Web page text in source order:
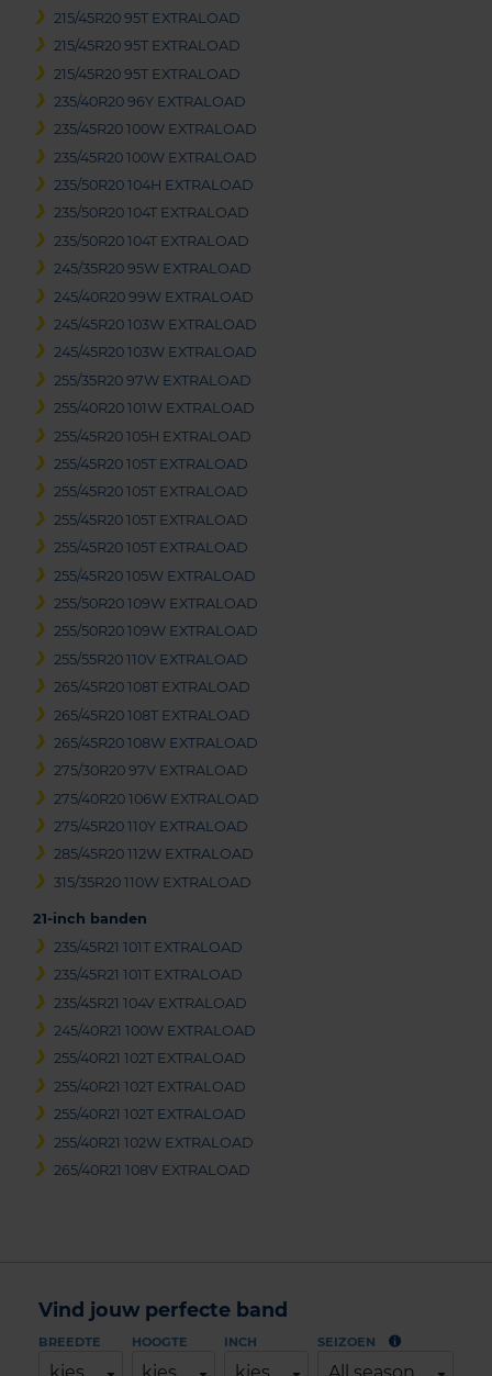
215/45R20 95T EXTRALOAD
215/45R20 95T EXTRALOAD
215/45R20 95T EXTRALOAD
235/40R20 96Y EXTRALOAD
235/45R20 100W EXTRALOAD
235/45R20 100W EXTRALOAD
235/50R20 104H EXTRALOAD
235/50R20 104T EXTRALOAD
235/50R20 104T EXTRALOAD
245/35R20 95W EXTRALOAD
245/40R20 99W EXTRALOAD
245/45R20 103W EXTRALOAD
245/45R20 103W EXTRALOAD
255/35R20 97W EXTRALOAD
255/40R20 101W EXTRALOAD
255/45R20 105H EXTRALOAD
255/45R20 105T EXTRALOAD
255/45R20 105T EXTRALOAD
255/45R20 105T EXTRALOAD
255/45R20 105T EXTRALOAD
255/45R20 105W EXTRALOAD
255/50R20 109W EXTRALOAD
255/50R20 109W EXTRALOAD
255/55R20 110V EXTRALOAD
265/45R20 108T EXTRALOAD
265/45R20 108T EXTRALOAD
265/45R20 108W EXTRALOAD
275/30R20 97V EXTRALOAD
275/40R20 106W EXTRALOAD
275/45R20 110Y EXTRALOAD
285/45R20 112W EXTRALOAD
315/35R20 110W EXTRALOAD
21-inch banden
235/45R21 101T EXTRALOAD
235/45R21 101T EXTRALOAD
235/45R21 104V EXTRALOAD
245/40R21 100W EXTRALOAD
255/40R21 102T EXTRALOAD
255/40R21 102T EXTRALOAD
255/40R21 102T EXTRALOAD
255/40R21 102W EXTRALOAD
265/40R21 108V EXTRALOAD
Vind jouw perfecte band
BREEDTE HOOGTE INCH SEIZOEN